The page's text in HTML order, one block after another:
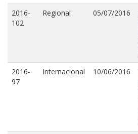
2016-
102
Regional 05/07/2016
2016-
97
Internacional 10/06/2016